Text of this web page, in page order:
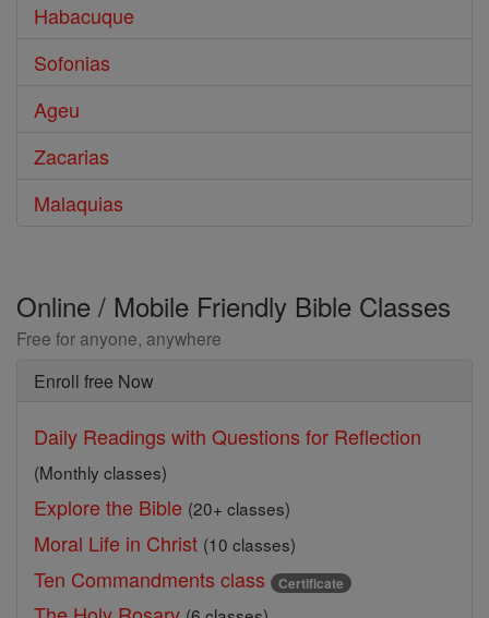
Habacuque
Sofonias
Ageu
Zacarias
Malaquias
Online / Mobile Friendly Bible Classes
Free for anyone, anywhere
Enroll free Now
Daily Readings with Questions for Reflection
(Monthly classes)
Explore the Bible (20+ classes)
Moral Life in Christ (10 classes)
Ten Commandments class Certificate